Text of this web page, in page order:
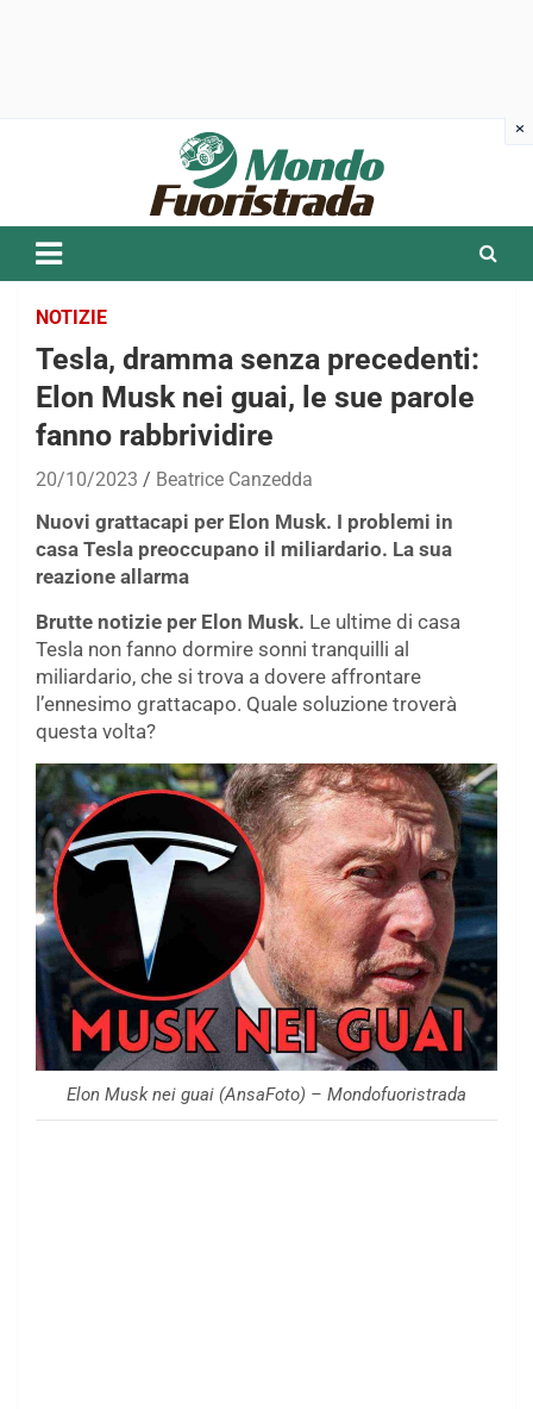
NOTIZIE
Tesla, dramma senza precedenti:
Elon Musk nei guai, le sue parole
fanno rabbrividire
20/10/2023 Beatrice Canzedda
Nuovi grattacapi per Elon Musk. I problemi in
casa Tesla preoccupano il miliardario. La sua
reazione allarma
Brutte notizie per Elon Musk. Le ultime di casa
Tesla non fanno dormire sonni tranquilli al
miliardario, che si trova a dovere affrontare
l’ennesimo grattacapo. Quale soluzione troverà
questa volta?
Elon Musk nei guai (AnsaFoto) – Mondofuoristrada